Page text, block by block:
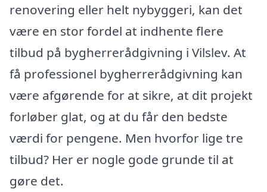
renovering eller helt nybyggeri, kan det
være en stor fordel at indhente flere
tilbud på bygherrerådgivning i Vilslev. At
få professionel bygherrerådgivning kan
være afgørende for at sikre, at dit projekt
forløber glat, og at du får den bedste
værdi for pengene. Men hvorfor lige tre
tilbud? Her er nogle gode grunde til at
gøre det.